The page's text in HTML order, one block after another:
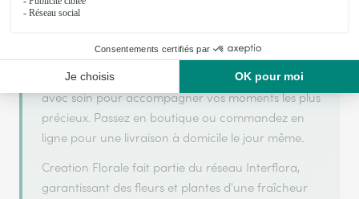
Wignehies. Avec un souci de fraîcheur et de
créativité, chaque composition florale est réalisée
avec soin pour accompagner vos moments les plus
précieux. Passez en boutique ou commandez en
ligne pour une livraison à domicile le jour même.
Creation Florale fait partie du réseau Interflora,
garantissant des fleurs et plantes d'une fraîcheur